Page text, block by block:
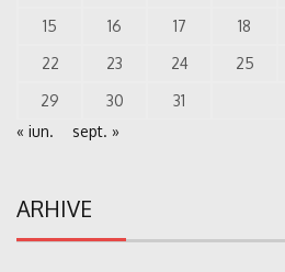
15
16 17 18
22
23 24 25
29
30
31
« iun.
sept. »
ARHIVE